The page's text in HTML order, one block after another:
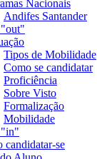
Nacionais
Andifes Santander
Tipos de Mobilidade
Como se candidatar
Proficiência
Sobre Visto
Formalização
Mobilidade
"in"
candidatar-se